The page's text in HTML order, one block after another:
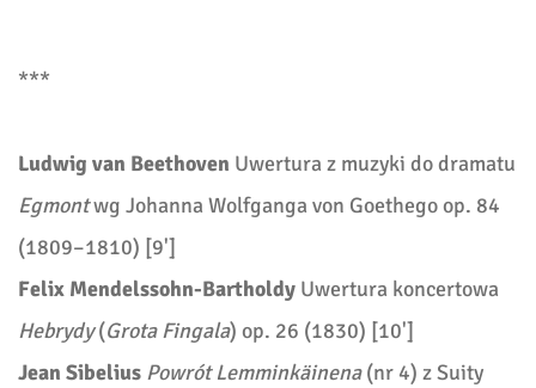
***
Ludwig van Beethoven Uwertura z muzyki do dramatu
Egmontwg Johanna Wolfganga von Goethego op. 84
(1809–1810) [9']
Felix Mendelssohn-Bartholdy Uwertura koncertowa
Hebrydy(Grota Fingala) op. 26 (1830) [10']
Jean Sibelius Powrót Lemminkäinena(nr 4) z Suity